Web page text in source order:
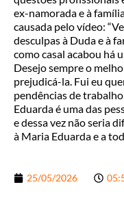
ex-namorada e à
causada pelo vídeo:
desculpas à Duda e à
como casal acabou há
Desejo sempre o
prejudicá-la. Fui eu
pendências de
Eduarda é uma das
e dessa vez não seria
à Maria Eduarda e a
25/05/2026